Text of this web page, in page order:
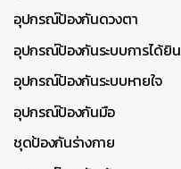
อุปกรณ์ป้องกันดวงตา
อุปกรณ์ป้องกันระบบการได้ยิน
อุปกรณ์ป้องกันระบบหายใจ
อุปกรณ์ป้องกันมือ
ชุดป้องกันร่างกาย